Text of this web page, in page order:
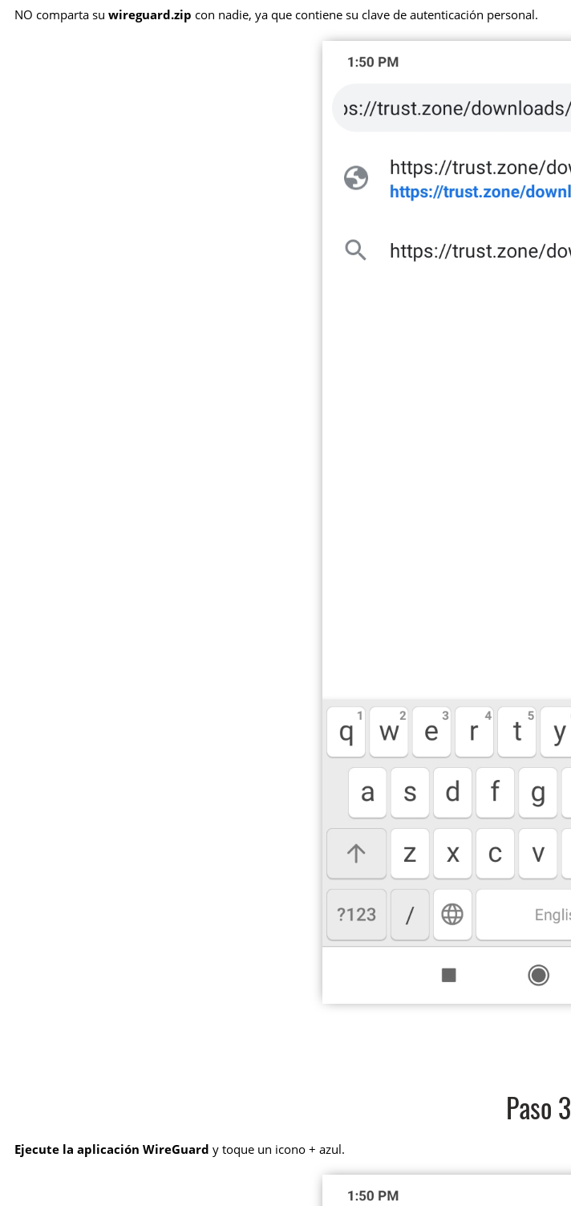
NO comparta suwireguard.zip con nadie, ya que contiene su clave de autenticación personal.
Paso 3
Ejecute la aplicación WireGuard y toque un icono + azul.